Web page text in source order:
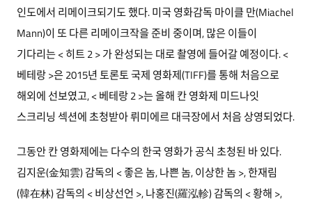
인도에서 리메이크되기도 했다. 미국 영화감독 마이클 만(Miachel
Mann)이 또 다른 리메이크작을 준비 중이며, 많은 이들이
기다리는 < 히트 2 > 가 완성되는 대로 촬영에 들어갈 예정이다. <
베테랑 >은 2015년 토론토 국제 영화제(TIFF)를 통해 처음으로
해외에 선보였고, < 베테랑 2 >는 올해 칸 영화제 미드나잇
스크리닝 섹션에 초청받아 뤼미에르 대극장에서 처음 상영되었다.
그동안 칸 영화제에는 다수의 한국 영화가 공식 초청된 바 있다.
김지운(金知雲) 감독의 < 좋은 놈, 나쁜 놈, 이상한 놈 >, 한재림
(韓在林) 감독의 < 비상선언 >, 나홍진(羅泓軫) 감독의 < 황해 >,